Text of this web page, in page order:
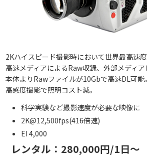
2Kハイスピード撮影時において世界最高速度
高速メディアによるRaw収録、外部メディア
本体よりRawファイルが10Gbで高速DL可能。
高感度撮影で照明コスト減。
科学実験など撮影速度が必要な映像に
2K@12,500fps(416倍速)
EI 4,000
レンタル：280,000円/1日～